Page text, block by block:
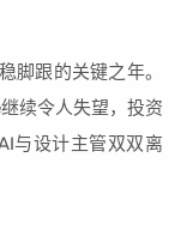
脚跟的关键之年。
续令人失望，投资
与设计主管双双离